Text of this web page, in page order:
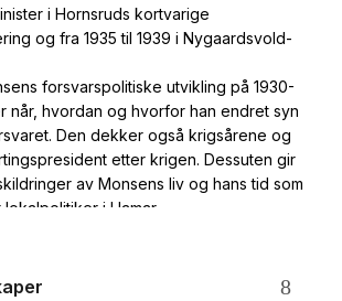
i Hornsruds kortvarige
og fra 1935 til 1939 i Nygaardsvold-
forsvarspolitiske utvikling på 1930-
når, hvordan og hvorfor han endret syn
Den dekker også krigsårene og
etter krigen. Dessuten gir
av Monsens liv og hans tid som
i Hamar.